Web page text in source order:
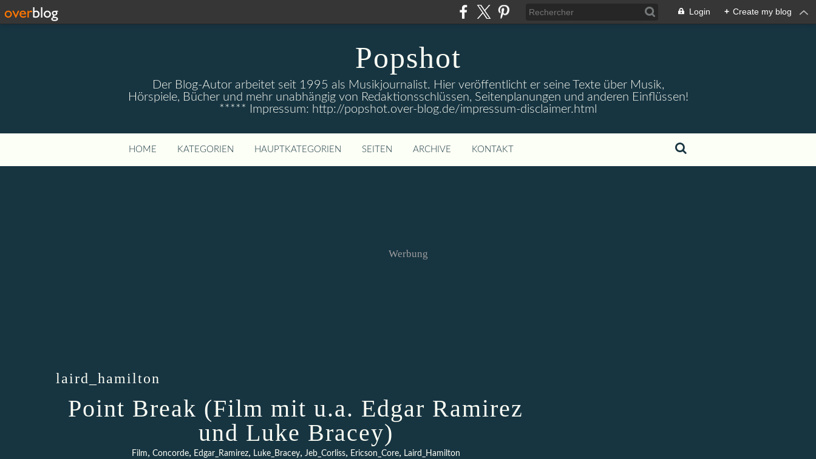
Login + Create my blog
Popshot
Der Blog-Autor arbeitet seit 1995 als Musikjournalist. Hier veröffentlicht er seine Texte über Musik,
Hörspiele, Bücher und mehr unabhängig von Redaktionsschlüssen, Seitenplanungen und anderen Einflüssen!
***** Impressum: http://popshot.over-blog.de/impressum-disclaimer.html
HOME KATEGORIEN HAUPTKATEGORIEN SEITEN ARCHIVE KONTAKT
Werbung
laird_hamilton
Point Break (Film mit u.a. Edgar Ramirez
und Luke Bracey)
Film, Concorde, Edgar_Ramirez, Luke_Bracey, Jeb_Corliss, Ericson_Core, Laird_Hamilton